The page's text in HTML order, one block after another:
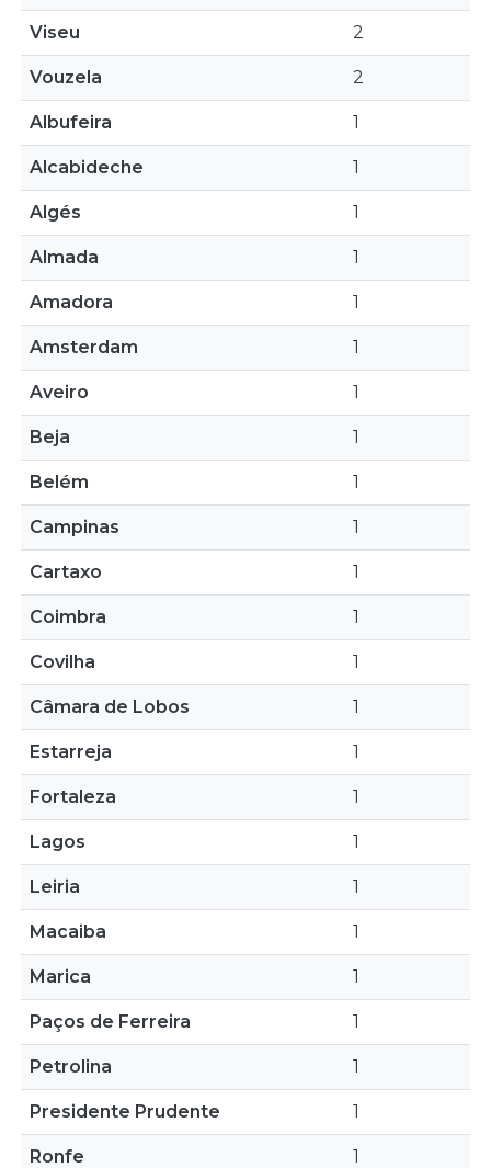
Viseu 2
Vouzela 2
Albufeira 1
Alcabideche 1
Algés 1
Almada 1
Amadora 1
Amsterdam 1
Aveiro 1
Beja 1
Belém 1
Campinas 1
Cartaxo 1
Coimbra 1
Covilha 1
Câmara de Lobos 1
Estarreja 1
Fortaleza 1
Lagos 1
Leiria 1
Macaiba 1
Marica 1
Paços de Ferreira 1
Petrolina 1
Presidente Prudente 1
Ronfe 1